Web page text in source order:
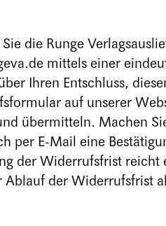
die Runge
mittels einer
Ihren Entschluss,
auf unserer
übermitteln. Machen
per E-Mail eine
der Widerrufsfrist reicht
der Widerrufsfrist